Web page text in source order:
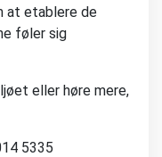
at etablere de
føler sig
eller høre mere,
5335